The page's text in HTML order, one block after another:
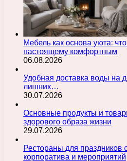
Мебель как основа уюта:
настоящему комфортным
06.08.2026
Удобная доставка воды на
лишних…
30.07.2026
Основные продукты и
здорового образа жизни
29.07.2026
Рестораны для праздников
корпоратива и мероприятий